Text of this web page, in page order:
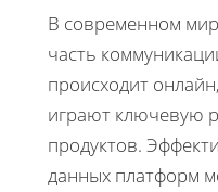
В современном
часть
происходит
играют ключевую
продуктов.
данных платформ